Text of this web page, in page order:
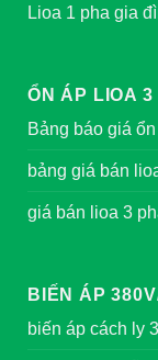
Lioa 1 pha gia
ỔN ÁP LIOA 3
Bảng báo giá
bảng giá bán
giá bán lioa 3
BIẾN ÁP
biến áp cách ly